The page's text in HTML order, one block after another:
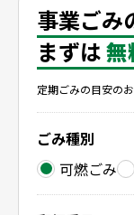
事業ごみ
まずは無
定期ごみの目安の
ごみ種別
可燃ごみ